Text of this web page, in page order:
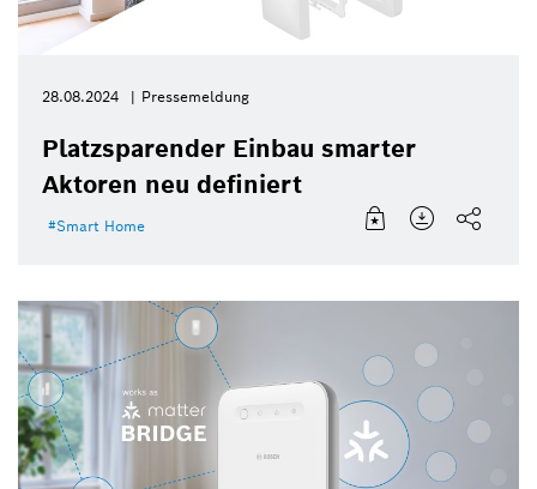
28.08.2024 Pressemeldung
Platzsparender Einbau smarter
Aktoren neu definiert
Smart Home